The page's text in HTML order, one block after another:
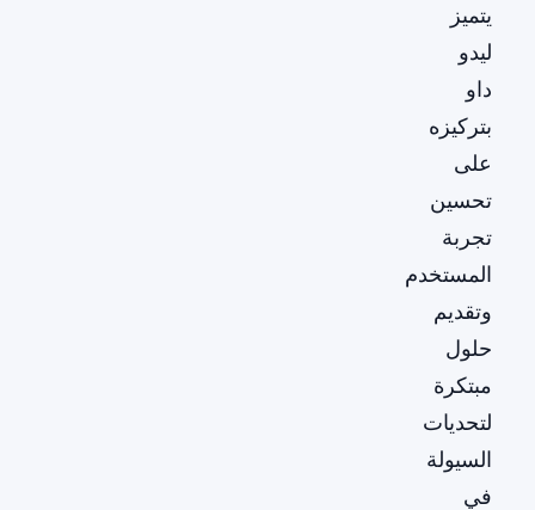
يتميز
ليدو
داو
بتركيزه
على
تحسين
تجربة
المستخدم
وتقديم
حلول
مبتكرة
لتحديات
السيولة
في